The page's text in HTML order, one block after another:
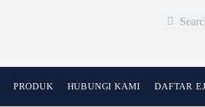
Search
Search
PRODUK HUBUNGI KAMI DAFTAR